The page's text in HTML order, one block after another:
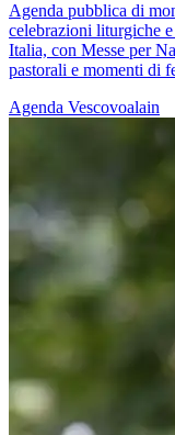
Agenda pubblica di
celebrazioni liturgiche
Italia, con Messe per
pastorali e momenti di
Agenda Vescovoalain